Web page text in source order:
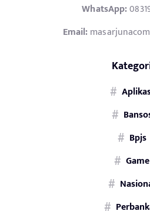
WhatsApp:
Email:
Bpjs
Game